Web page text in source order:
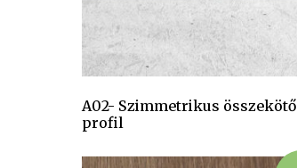
A02- Szimmetrikus összekötő
profil